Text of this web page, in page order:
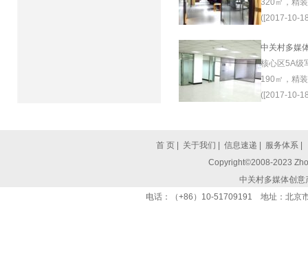
320㎡，精
([2017-10-
中关村多媒
核心区5A级
190㎡，精
([2017-10-
首 页 关于我们 信息速递 服务体系
Copyright©2008-2023
中关村多媒体创
电话：（+86）10-51709191 地址：北京